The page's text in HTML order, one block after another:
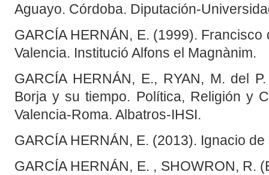
Aguayo. Córdoba. Diputación-
GARCÍA HERNÁN, E. (1999).
Valencia. Institució Alfons el Magnànim.
GARCÍA HERNÁN, E., RYAN, M. del
Borja y su tiempo. Política, Religión y
Valencia-Roma. Albatros-IHSI.
GARCÍA HERNÁN, E. (2013). Ignacio
GARCÍA HERNÁN, E. , SHOWRON, R.